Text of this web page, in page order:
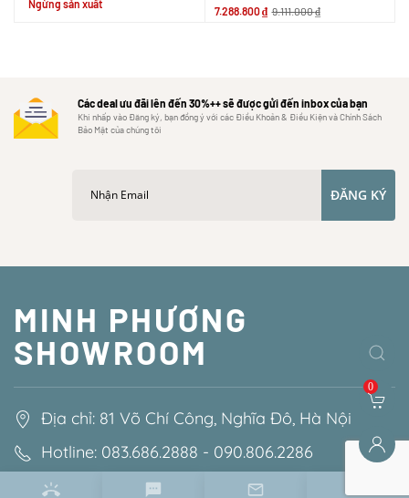
Ngừng sản xuất
7.288.800₫ 9.111.000₫
Các deal ưu đãi lên đến 30%++ sẽ được gửi đến inbox của bạn
Khi nhấp vào Đăng ký, bạn đồng ý với các Điều Khoản & Điều Kiện và Chính Sách
Bảo Mật của chúng tôi
ĐĂNG KÝ
MINH PHƯƠNG
SHOWROOM
Địa chỉ: 81 Võ Chí Công, Nghĩa Đô, Hà Nội
Hotline: 083.686.2888 - 090.806.2286
Email: minhphuongshowroom@gmail.com
0